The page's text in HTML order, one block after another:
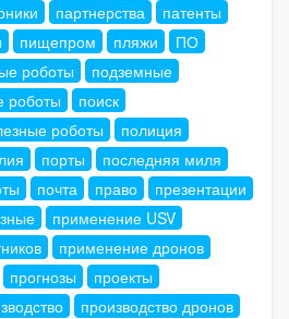
партнерства
патенты
пищепром пляжи
ПО
роботы
подземные
роботы
поиск
роботы
полиция
порты
последняя миля
почта право
презентации
применение USV
применение дронов
прогнозы
проекты
производство дронов